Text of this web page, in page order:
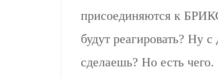
присоединяются к
будут реагировать? Ну
сделаешь? Но есть